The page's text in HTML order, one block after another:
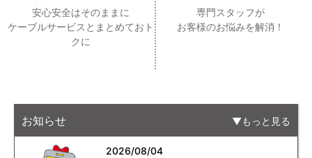
安心安全はそのままに
ケーブルサービスとまとめておト
クに
専門スタッフが
お客様のお悩みを解消！
お知らせ もっと見る
2026/08/04